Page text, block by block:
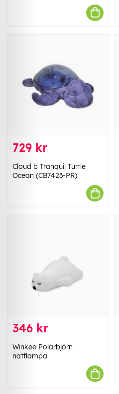
729 kr
Cloud b Tranquil Turtle
Ocean (CB7423-PR)
346 kr
Winkee Polarbjörn
nattlampa